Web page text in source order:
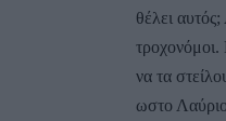
θέλει
να τα
ωστο